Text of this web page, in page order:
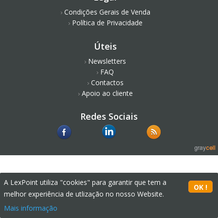
Condições Gerais de Venda
Política de Privacidade
Úteis
Newsletters
FAQ
Contactos
Apoio ao cliente
Redes Sociais
A LexPoint utiliza "cookies" para garantir que tem a
melhor experiência de utlização no nosso Website.
Mais informação